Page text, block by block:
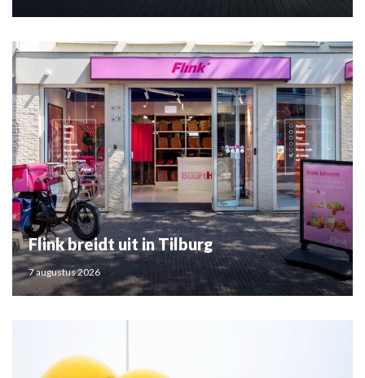
Flink breidt uit in Tilburg
7 augustus 2026